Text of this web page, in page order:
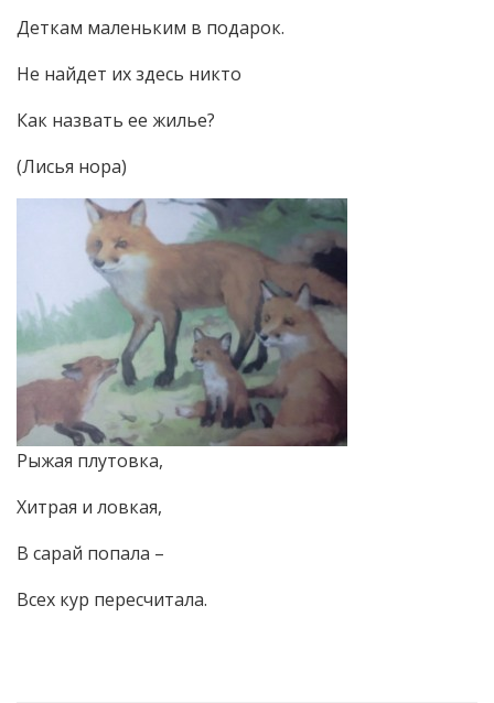
Деткам маленьким в подарок.
Не найдет их здесь никто
Как назвать ее жилье?
(Лисья нора)
Рыжая плутовка,
Хитрая и ловкая,
В сарай попала –
Всех кур пересчитала.